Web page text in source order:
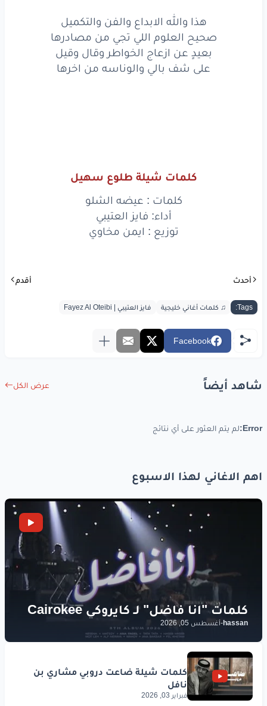
هذا والله الابداع والفن والتكميل
صحيح العلوم اللي تجي من مصادرها
بعيدٍ عن ازعاج الخواطر وقال وقيل
على شف بالي والوناسه من اخرها
كلمات شيلة طلوع سهيل
كلمات : عيضه الشلو
أداء: فايز العتيبي
توزيع : ايمن مخاوي
أحدث أقدم
Tags: ♫ كلمات أغاني خليجية فايز العتيبي | Fayez Al Oteibi
Facebook
شاهد أيضاً عرض الكل
Error: لم يتم العثور على أي نتائج
اهم الاغاني لهذا الاسبوع
hassan
-أغسطس 05, 2026
فبراير 03, 2026